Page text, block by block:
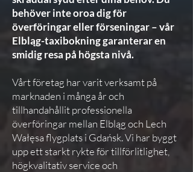
behöver inte oroa dig för
överföringar eller förseningar – vår
Elbląg-taxibokning garanterar en
smidig resa på högsta nivå.
Vårt företag har varit verksamt på
marknaden i många år och
tillhandahållit professionella
överföringar mellan Elbląg och Lech
Wałęsa flygplats i Gdańsk. Vi har byggt
upp ett starkt rykte för tillförlitlighet,
högkvalitativ service och